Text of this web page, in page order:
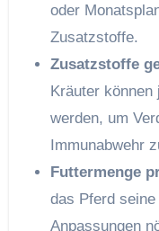
oder
Zusatzstoffe.
Zusatzstoffe
Kräuter können
werden, um
Immunabwehr
Futtermenge
das Pferd
Anpassungen